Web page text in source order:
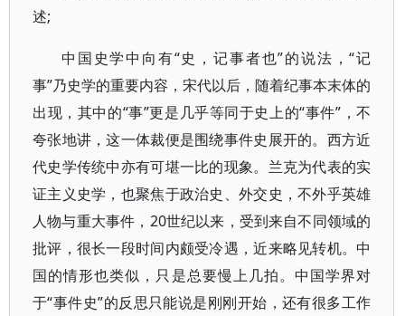
述;
中国史学中向有“史，记事者也”的说法，“记
事”乃史学的重要内容，宋代以后，随着纪事本末体的
出现，其中的“事”更是几乎等同于史上的“事件”，不
夸张地讲，这一体裁便是围绕事件史展开的。西方近
代史学传统中亦有可堪一比的现象。兰克为代表的实
证主义史学，也聚焦于政治史、外交史，不外乎英雄
人物与重大事件，20世纪以来，受到来自不同领域的
批评，很长一段时间内颇受冷遇，近来略见转机。中
国的情形也类似，只是总要慢上几拍。中国学界对
于“事件史”的反思只能说是刚刚开始，还有很多工作